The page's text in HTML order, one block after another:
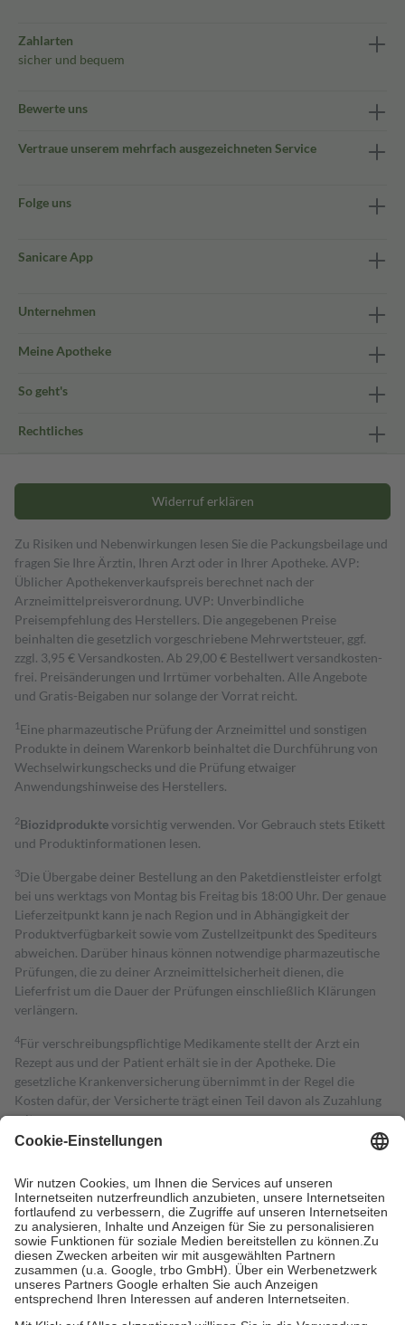
Zahlarten
sicher und bequem
Bewerte uns
Vertraue unserem mehrfach ausgezeichneten Service
Folge uns
Sanicare App
Unternehmen
Meine Apotheke
So geht's
Rechtliches
Widerruf erklären
Zu Risiken und Nebenwirkungen lesen Sie die Packungsbeilage und
fragen Sie Ihre Ärztin, Ihren Arzt oder in Ihrer Apotheke. AVP:
Üblicher Apothekenverkaufspreis berechnet nach der
Arzneimittelpreisverordnung. UVP: Unverbindliche
Preisempfehlung des Herstellers. Die angegebenen Preise
beinhalten die gesetzlich vorgeschriebene Mehrwertsteuer, ggf.
zzgl. 3,95 € Versandkosten. Ab 29,00 € Bestell­wert versand­kosten­
frei. Preisänderungen und Irrtümer vorbehalten. Alle Angebote
und Gratis-Beigaben nur solange der Vorrat reicht.
1 Eine pharmazeutische Prüfung der Arzneimittel und sonstigen
Produkte in deinem Warenkorb beinhaltet die Durchführung von
Wechselwirkungschecks und die Prüfung etwaiger
Anwendungshinweise des Herstellers.
2Biozidproduktevorsichtig verwenden. Vor Gebrauch stets Etikett
und Produktinformationen lesen.
3Die Übergabe deiner Bestellung an den Paketdienstleister erfolgt
bei uns werktags von Montag bis Freitag bis 18:00 Uhr. Der genaue
Lieferzeitpunkt kann je nach Region und in Abhängigkeit der
Produktverfügbarkeit sowie vom Zustellzeitpunkt des Spediteurs
abweichen. Darüber hinaus können notwendige pharmazeutische
Prüfungen, die zu deiner Arzneimittelsicherheit dienen, die
Lieferfrist um die Dauer der Prüfungen einschließlich Klärungen
verlängern.
4Für verschreibungspflichtige Medikamente stellt der Arzt ein
Rezept aus und der Patient erhält sie in der Apotheke. Die
gesetzliche Krankenversicherung übernimmt in der Regel die
Kosten dafür, der Versicherte trägt einen Teil davon als Zuzahlung
mit.
Grundsätzlich leisten Mitglieder Zuzahlungen in Höhe von zehn
höchstens zehn Euro.
Es sind jedoch nie mehr als die tatsächlichen
Kosten der Leistung zu entrichten.
Diese Regeln gelten grundsätzlich auch für Online-Apotheken.
Bei Heilmitteln und häuslicher Krankenpflege beträgt die
Zuzahlung zehn Prozent der Kosten sowie zehn Euro je
Verordnung.
Um das Engagement der Versicherten für ihre eigene Gesundheit zu
stärken und die besondere Stellung der Familie zu unterstützen,